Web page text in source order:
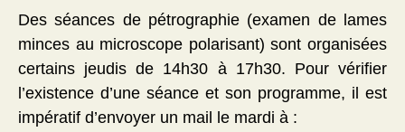
Des séances de pétrographie (examen de lames
minces au microscope polarisant) sont organisées
certains jeudis de 14h30 à 17h30. Pour vérifier
l’existence d’une séance et son programme, il est
impératif d’envoyer un mail le mardi à :